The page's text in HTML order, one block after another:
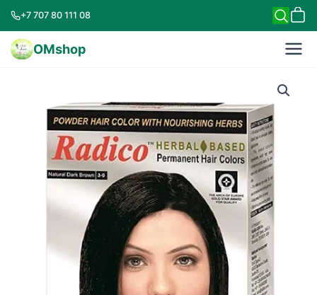
+7 707 80 111 08
OMshop